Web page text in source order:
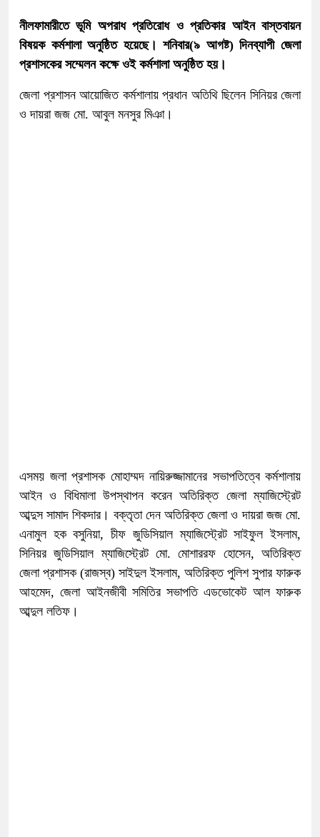
নীলফামারীতে ভূমি অপরাধ প্রতিরোধ ও প্রতিকার আইন বাস্তবায়ন
বিষয়ক কর্মশালা অনুষ্ঠিত হয়েছে। শনিবার(৯ আগষ্ট) দিনব্যাপী জেলা
প্রশাসকের সম্মেলন কক্ষে ওই কর্মশালা অনুষ্ঠিত হয়।
জেলা প্রশাসন আয়োজিত কর্মশালায় প্রধান অতিথি ছিলেন সিনিয়র জেলা
ও দায়রা জজ মো. আবুল মনসুর মিঞা।
এসময় জলা প্রশাসক মোহাম্মদ নায়িরুজ্জামানের সভাপতিত্বে কর্মশালায়
আইন ও বিধিমালা উপস্থাপন করেন অতিরিক্ত জেলা ম্যাজিস্ট্রেট
আব্দুস সামাদ শিকদার। বক্তৃতা দেন অতিরিক্ত জেলা ও দায়রা জজ মো.
এনামুল হক বসুনিয়া, চীফ জুডিসিয়াল ম্যাজিস্ট্রেট সাইফুল ইসলাম,
সিনিয়র জুডিসিয়াল ম্যাজিস্ট্রেট মো. মোশাররফ হোসেন, অতিরিক্ত
জেলা প্রশাসক (রাজস্ব) সাইদুল ইসলাম, অতিরিক্ত পুলিশ সুপার ফারুক
আহমেদ, জেলা আইনজীবী সমিতির সভাপতি এডভোকেট আল ফারুক
আব্দুল লতিফ।